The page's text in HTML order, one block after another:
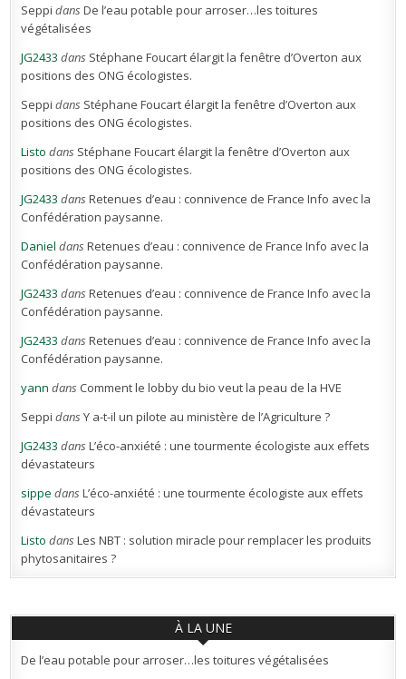
Seppi dansDe l’eau potable pour arroser…les toitures
végétalisées
JG2433 dans Stéphane Foucart élargit la fenêtre d’Overton aux
positions des ONG écologistes.
Seppi dans Stéphane Foucart élargit la fenêtre d’Overton aux
positions des ONG écologistes.
Listo dans Stéphane Foucart élargit la fenêtre d’Overton aux
positions des ONG écologistes.
JG2433 dansRetenues d’eau : connivence de France Info avec la
Confédération paysanne.
Daniel dansRetenues d’eau : connivence de France Info avec la
Confédération paysanne.
JG2433 dansRetenues d’eau : connivence de France Info avec la
Confédération paysanne.
JG2433 dansRetenues d’eau : connivence de France Info avec la
Confédération paysanne.
yann dans Comment le lobby du bio veut la peau de la HVE
Seppi dansY a-t-il un pilote au ministère de l’Agriculture ?
JG2433 dansL’éco-anxiété : une tourmente écologiste aux effets
dévastateurs
sippe dansL’éco-anxiété : une tourmente écologiste aux effets
dévastateurs
Listo dansLes NBT : solution miracle pour remplacer les produits
phytosanitaires ?
À LA UNE
De l’eau potable pour arroser…les toitures végétalisées